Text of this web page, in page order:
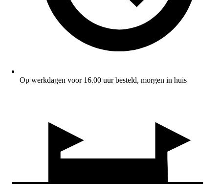
Op werkdagen voor 16.00 uur besteld, morgen in huis